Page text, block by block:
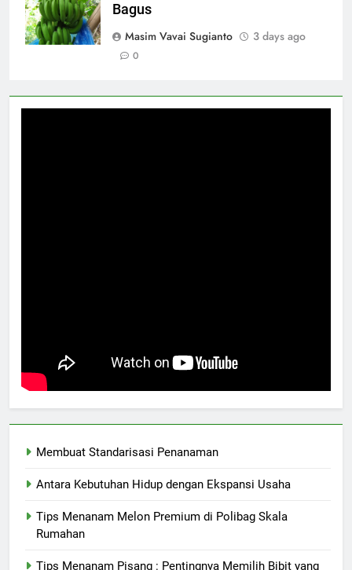
Bagus
Masim Vavai Sugianto
3 days ago
0
Membuat Standarisasi Penanaman
Antara Kebutuhan Hidup dengan Ekspansi Usaha
Tips Menanam Melon Premium di Polibag Skala
Rumahan
Tips Menanam Pisang : Pentingnya Memilih Bibit yang